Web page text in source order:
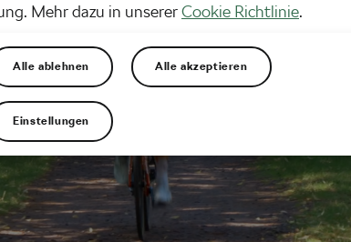
Mehr dazu in unsererCookie Richtlinie.
Alle ablehnen Alle akzeptieren
Einstellungen